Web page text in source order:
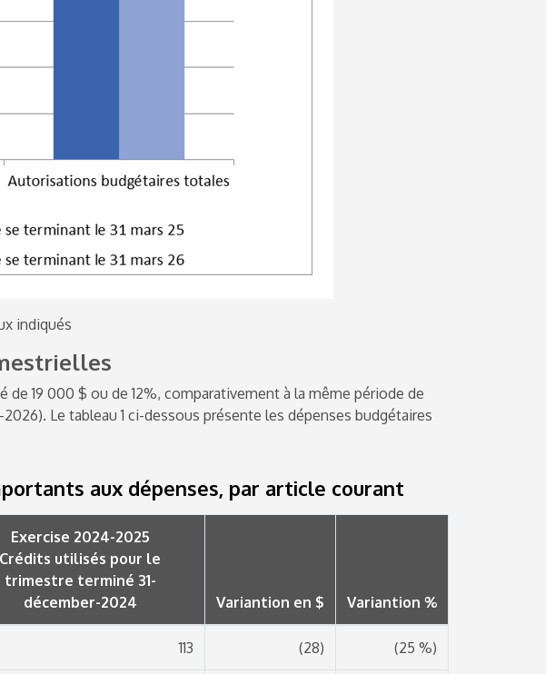
indiqués
19 000 $ ou de 12%, comparativement à la même période de
2026). Le tableau 1 ci-dessous présente les dépenses budgétaires
aux dépenses, par article courant
Exercise 2024-2025
Crédits utilisés pour le
trimestre terminé 31-
décember-2024
Variantion en $ Variantion %
113 (28) (25 %)